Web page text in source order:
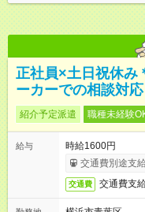
正社員×土日祝休み
ーカーでの相談対応
紹介予定派遣 職種未経験
給与
時給1600円
交通費別途支
交通費 交通費支